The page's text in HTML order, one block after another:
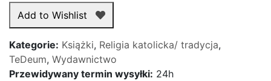
Kościół
trwał
Abp
Lefebvre
Add to Wishlist
Kategorie: Książki, Religia katolicka/ tradycja,
TeDeum, Wydawnictwo
Przewidywany termin wysyłki: 24h